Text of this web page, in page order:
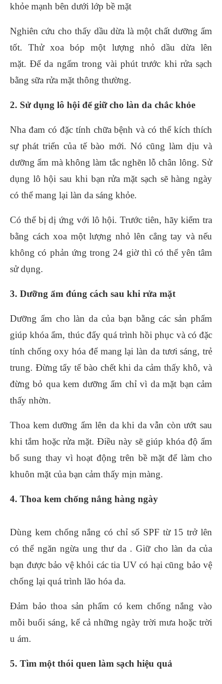
khỏe mạnh bên dưới lớp bề mặt
Nghiên cứu cho thấy dầu dừa là một chất dưỡng ẩm
tốt. Thử xoa bóp một lượng nhỏ dầu dừa lên
mặt. Để da ngấm trong vài phút trước khi rửa sạch
bằng sữa rửa mặt thông thường.
2. Sử dụng lô hội để giữ cho làn da chắc khỏe
Nha đam có đặc tính chữa bệnh và có thể kích thích
sự phát triển của tế bào mới. Nó cũng làm dịu và
dưỡng ẩm mà không làm tắc nghẽn lỗ chân lông. Sử
dụng lô hội sau khi bạn rửa mặt sạch sẽ hàng ngày
có thể mang lại làn da sáng khỏe.
Có thể bị dị ứng với lô hội. Trước tiên, hãy kiểm tra
bằng cách xoa một lượng nhỏ lên cẳng tay và nếu
không có phản ứng trong 24 giờ thì có thể yên tâm
sử dụng.
3. Dưỡng ẩm đúng cách sau khi rửa mặt
Dưỡng ẩm cho làn da của bạn bằng các sản phẩm
giúp khóa ẩm, thúc đẩy quá trình hồi phục và có đặc
tính chống oxy hóa để mang lại làn da tươi sáng, trẻ
trung. Đừng tẩy tế bào chết khi da cảm thấy khô, và
đừng bỏ qua kem dưỡng ẩm chỉ vì da mặt bạn cảm
thấy nhờn.
Thoa kem dưỡng ẩm lên da khi da vẫn còn ướt sau
khi tắm hoặc rửa mặt. Điều này sẽ giúp khóa độ ẩm
bổ sung thay vì hoạt động trên bề mặt để làm cho
khuôn mặt của bạn cảm thấy mịn màng.
4. Thoa kem chống nắng hàng ngày
Dùng kem chống nắng có chỉ số SPF từ 15 trở lên
có thể ngăn ngừa ung thư da . Giữ cho làn da của
bạn được bảo vệ khỏi các tia UV có hại cũng bảo vệ
chống lại quá trình lão hóa da.
Đảm bảo thoa sản phẩm có kem chống nắng vào
mỗi buổi sáng, kể cả những ngày trời mưa hoặc trời
u ám.
5. Tìm một thói quen làm sạch hiệu quả